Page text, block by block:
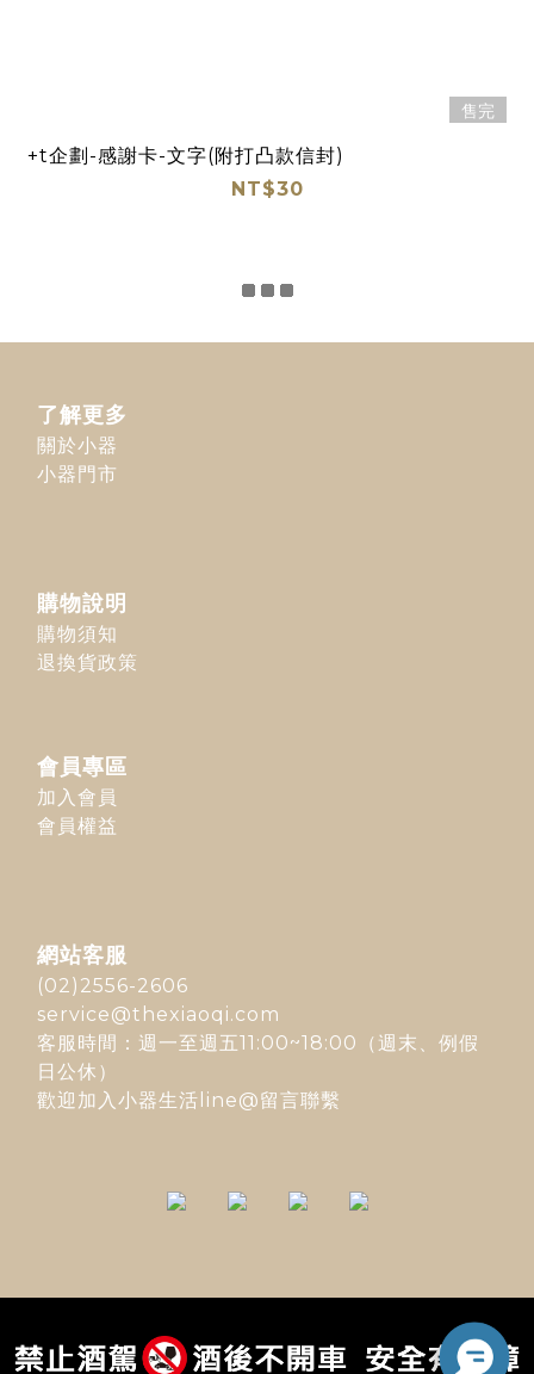
售完
+t企劃-感謝卡-文字(附打凸款信封)
NT$30
了解更多
關於小器
小器門市
購物說明
購物須知
退換貨政策
會員專區
加入會員
會員權益
網站客服
(02)2556-2606
service@thexiaoqi.com
客服時間：週一至週五11:00~18:00（週末、例假
日公休）
歡迎加入 小器生活line@留言聯繫